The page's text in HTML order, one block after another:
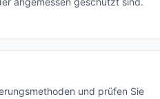
und prüfen Sie